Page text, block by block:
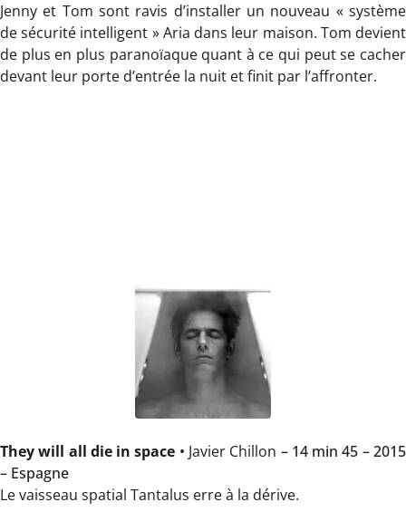
Jenny et Tom sont ravis d’installer un nouveau « système
de sécurité intelligent » Aria dans leur maison. Tom devient
de plus en plus paranoïaque quant à ce qui peut se cacher
devant leur porte d’entrée la nuit et finit par l’affronter.
They will all die in space • Javier Chillon – 14 min 45 – 2015
– Espagne
Le vaisseau spatial Tantalus erre à la dérive.